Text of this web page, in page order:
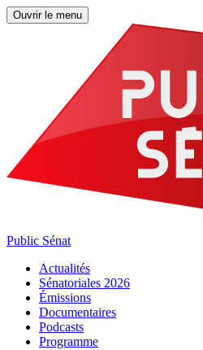
Ouvrir le menu
Public Sénat
Actualités
Sénatoriales 2026
Émissions
Documentaires
Podcasts
Programme